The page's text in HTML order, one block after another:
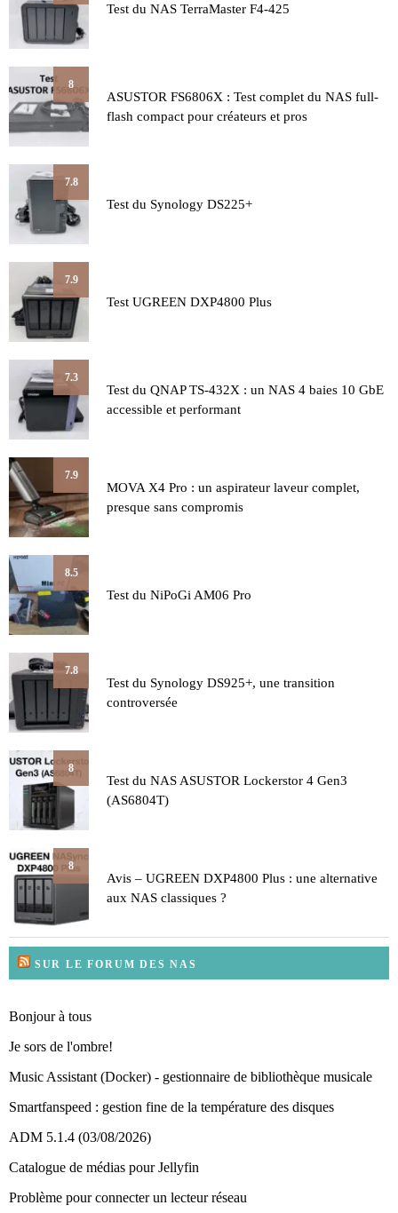
Test du NAS TerraMaster F4-425
8
ASUSTOR FS6806X : Test complet du NAS full-
flash compact pour créateurs et pros
7.8
Test du Synology DS225+
7.9
Test UGREEN DXP4800 Plus
7.3
Test du QNAP TS-432X : un NAS 4 baies 10 GbE
accessible et performant
7.9
MOVA X4 Pro : un aspirateur laveur complet,
presque sans compromis
8.5
Test du NiPoGi AM06 Pro
7.8
Test du Synology DS925+, une transition
controversée
8
Test du NAS ASUSTOR Lockerstor 4 Gen3
(AS6804T)
8
Avis – UGREEN DXP4800 Plus : une alternative
aux NAS classiques ?
SUR LE FORUM DES NAS
Bonjour à tous
Je sors de l'ombre!
Music Assistant (Docker) - gestionnaire de bibliothèque musicale
Smartfanspeed : gestion fine de la température des disques
ADM 5.1.4 (03/08/2026)
Catalogue de médias pour Jellyfin
Problème pour connecter un lecteur réseau